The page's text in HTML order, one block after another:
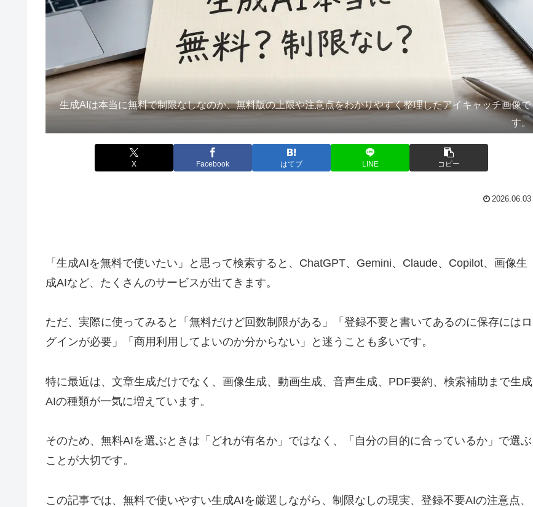
生成AIは本当に無料で制限なしなのか、無料版の上限や注意点をわかりやすく整理したアイキャッチ画像で
す。
X Facebook はてブ LINE コピー
2026.06.03
「生成AIを無料で使いたい」と思って検索すると、ChatGPT、Gemini、Claude、Copilot、画像生
成AIなど、たくさんのサービスが出てきます。
ただ、実際に使ってみると「無料だけど回数制限がある」「登録不要と書いてあるのに保存にはロ
グインが必要」「商用利用してよいのか分からない」と迷うことも多いです。
特に最近は、文章生成だけでなく、画像生成、動画生成、音声生成、PDF要約、検索補助まで生成
AIの種類が一気に増えています。
そのため、無料AIを選ぶときは「どれが有名か」ではなく、「自分の目的に合っているか」で選ぶ
ことが大切です。
この記事では、無料で使いやすい生成AIを厳選しながら、制限なしの現実、登録不要AIの注意点、